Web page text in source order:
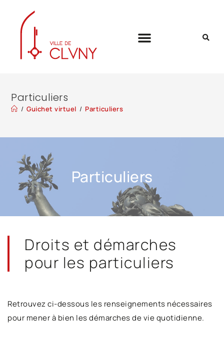
Particuliers
/ Guichet virtuel / Particuliers
Particuliers
Droits et démarches
pour les particuliers
Retrouvez ci-dessous les renseignements nécessaires
pour mener à bien les démarches de vie quotidienne.